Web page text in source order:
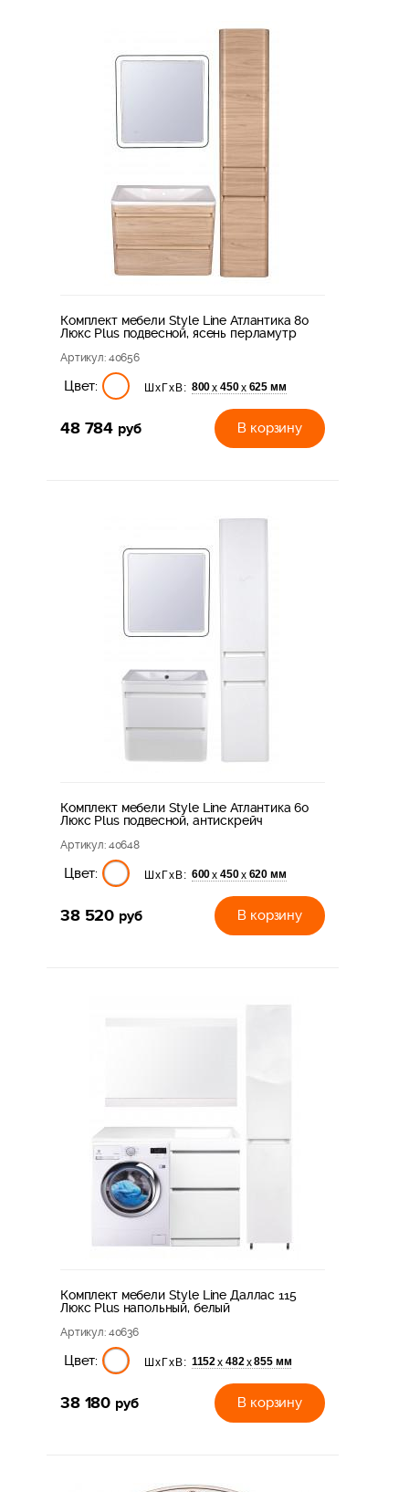
Комплект мебели Style Line Атлантика 80
Люкс Plus подвесной, ясень перламутр
Артикул: 40656
Цвет: ШхГхВ: 800х 450х 625 мм
48 784 руб В корзину
Комплект мебели Style Line Атлантика 60
Люкс Plus подвесной, антискрейч
Артикул: 40648
Цвет: ШхГхВ: 600х 450х 620 мм
38 520 руб В корзину
Комплект мебели Style Line Даллас 115
Люкс Plus напольный, белый
Артикул: 40636
Цвет: ШхГхВ: 1152х 482х 855 мм
38 180 руб В корзину